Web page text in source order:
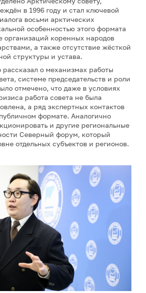
в 1996 году и стал ключевой
восьми арктических
особенностью этого формата
организаций коренных народов
а также отсутствие жёсткой
структуры и устава.
рассказал о механизмах работы
системе председательств и роли
отмечено, что даже в условиях
работа совета не была
а ряд экспертных контактов
формате. Аналогично
и другие региональные
Северный форум, который
отдельных субъектов и регионов.